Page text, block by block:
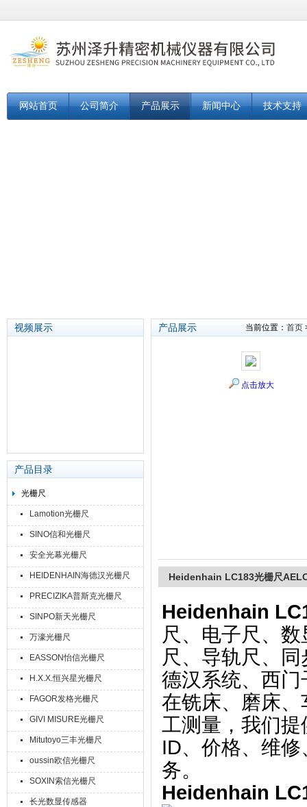
网站首页 公司简介 产品展示 新闻中心 技术支持
视频展示
产品目录
光栅尺
Lamotion光栅尺
SINO信和光栅尺
安全光幕光栅尺
HEIDENHAIN海德汉光栅尺
PRECIZIKA普斯克光栅尺
SINPO新天光栅尺
万濠光栅尺
EASSON怡信光栅尺
H.X.X.恒兴星光栅尺
FAGOR发格光栅尺
GIVI MISURE光栅尺
Mitutoyo三丰光栅尺
oussin欧信光栅尺
SOXIN索信光栅尺
长光数显传感器
产品展示 当前位置： 首页
点击放大
Heidenhain LC183光栅尺
Heidenhain
尺、电子尺、
尺、导轨尺、
德汉系统、西
在铣床、磨床
工测量，我们
ID、价格、维
务。
Heidenhain